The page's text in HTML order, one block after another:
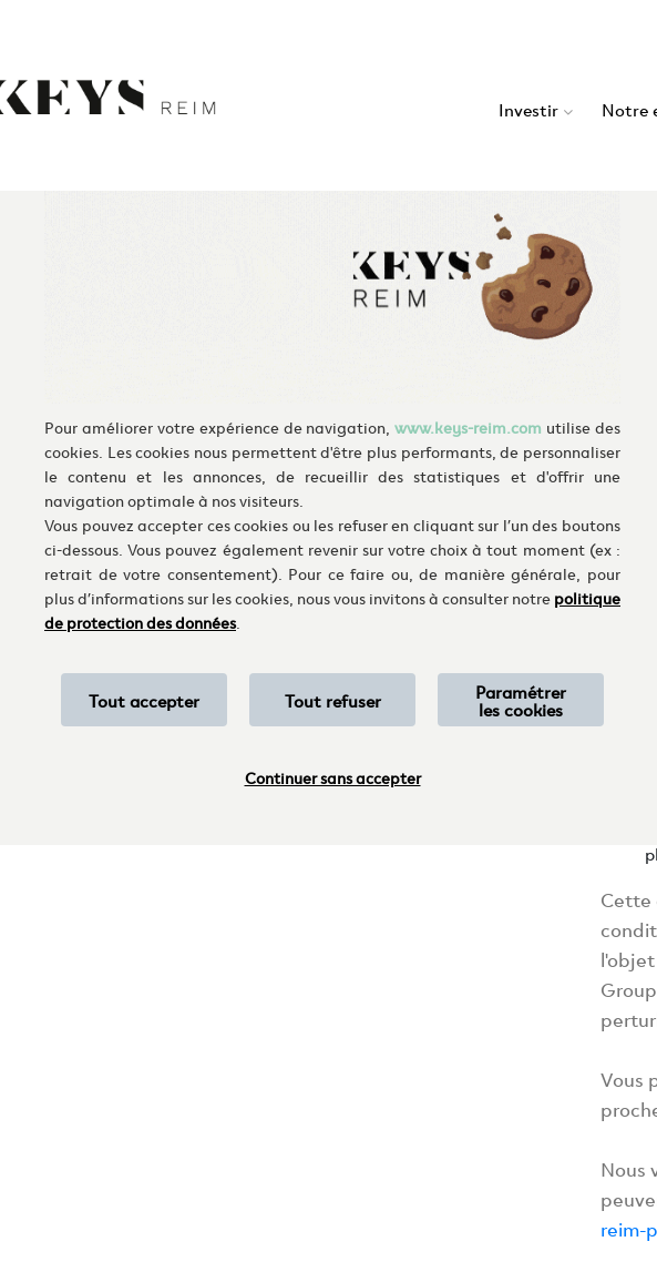
Skip
Investir Notre
29/
Etant
Cette
Vous
Nous
reim-
Pour améliorer votre expérience de navigation,www.keys-reim.com utilise des
cookies. Les cookies nous permettent d'être plus performants, de personnaliser
le contenu et les annonces, de recueillir des statistiques et d'offrir une
navigation optimale à nos visiteurs.
Vous pouvez accepter ces cookies ou les refuser en cliquant sur l’un des boutons
ci-dessous. Vous pouvez également revenir sur votre choix à tout moment (ex :
retrait de votre consentement). Pour ce faire ou, de manière générale, pour
plus d’informations sur les cookies, nous vous invitons à consulter notrepolitique
de protection des données.
Tout accepter Tout refuser Paramétrer
les cookies
Continuer sans accepter